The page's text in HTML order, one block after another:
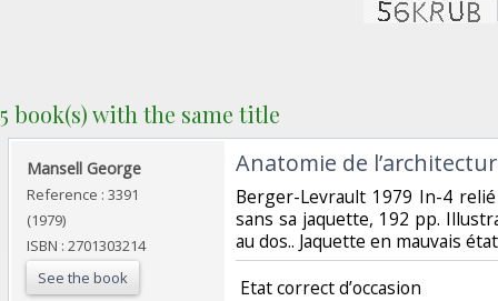
5 book(s) with the same title
‎Mansell George‎
Reference : 3391
(1979)
ISBN : 2701303214
See the book
‎Anatomie de
‎Berger-Levrault 1979 In-4
sans sa jaquette, 192 pp.
au dos.. Jaquette en mauvais
‎ Etat correct d’occasion ‎